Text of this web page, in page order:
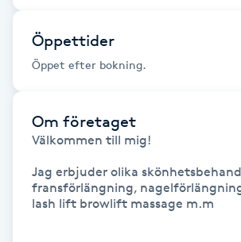
Gellack med förstärkning
Gravidmassage
Gravidyoga
Gruppträning
Öppettider
Öppet efter bokning.
Om företaget
Välkommen till mig!
Jag erbjuder olika
fransförlängning,
lash lift browlift massage m.m